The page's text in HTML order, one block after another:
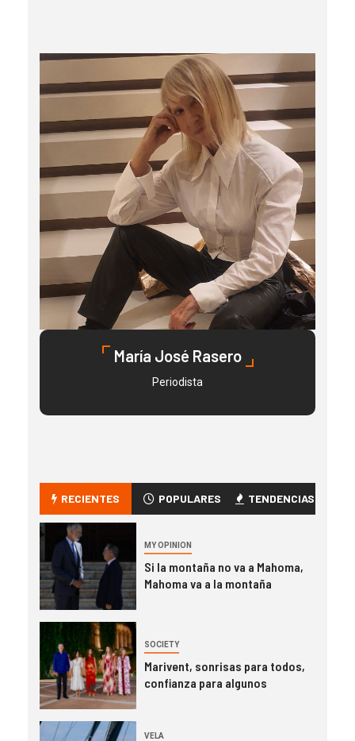
María José Rasero
Periodista
RECIENTES POPULARES TENDENCIAS
MY OPINION
Si la montaña no va a Mahoma,
Mahoma va a la montaña
SOCIETY
Marivent, sonrisas para todos,
confianza para algunos
VELA